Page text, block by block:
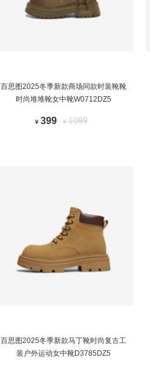
百思图2025冬季新款商场同款时装靴靴
时尚堆堆靴女中靴W0712DZ5
¥ 399 ¥1099
百思图2025冬季新款马丁靴时尚复古工
装户外运动女中靴D3785DZ5